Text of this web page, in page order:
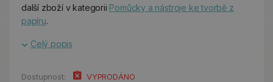
další zboží v kategorii Pomůcky a nástroje ke tvorbě z
papíru.
Celý popis
Dostupnost: VYPRODÁNO